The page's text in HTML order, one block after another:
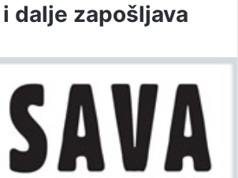
i dalje zapošljava